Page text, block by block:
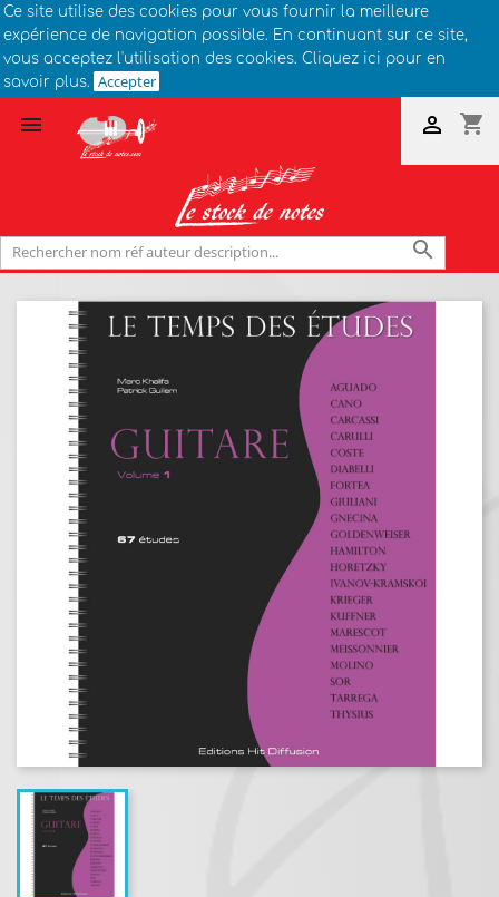
Ce site utilise des cookies pour vous fournir la meilleure
expérience de navigation possible. En continuant sur ce site,
vous acceptez l'utilisation des cookies. Cliquez ici pour en
savoir plus. Accepter
 shopping_cart

